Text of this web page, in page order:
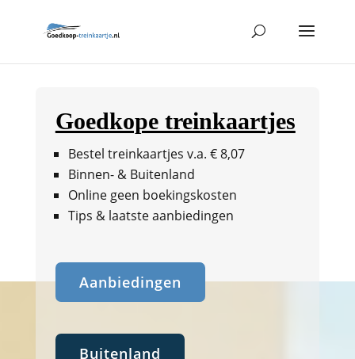
Goedkope treinkaartjes
Bestel treinkaartjes v.a. € 8,07
Binnen- & Buitenland
Online geen boekingskosten
Tips & laatste aanbiedingen
Aanbiedingen
Buitenland